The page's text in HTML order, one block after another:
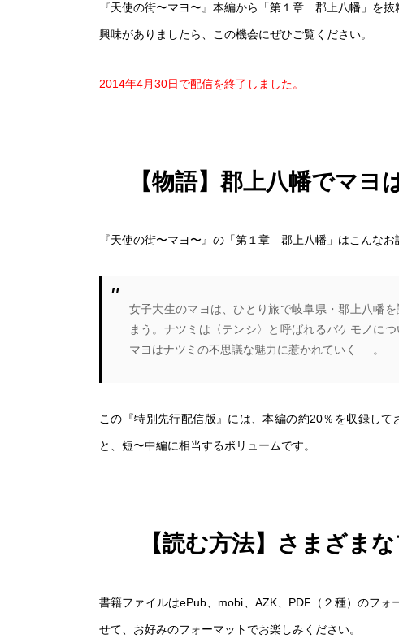
『天使の街〜マヨ〜』本編から「第１章 郡上八幡」を
興味がありましたら、この機会にぜひご覧ください。
2014年4月30日で配信を終了しました。
【物語】郡上八幡でマ
『天使の街〜マヨ〜』の「第１章 郡上八幡」はこんなお
女子大生のマヨは、ひとり旅で岐阜県・郡上八幡
まう。ナツミは〈テンシ〉と呼ばれるバケモノに
マヨはナツミの不思議な魅力に惹かれていく──。
この『特別先行配信版』には、本編の約20％を収録し
と、短〜中編に相当するボリュームです。
【読む方法】さまざま
書籍ファイルはePub、mobi、AZK、PDF（２種）のフ
せて、お好みのフォーマットでお楽しみください。